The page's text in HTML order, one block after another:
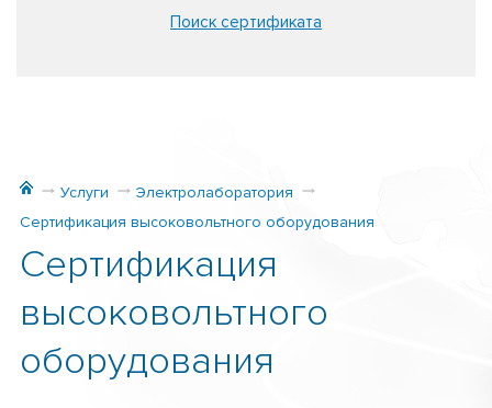
Поиск сертификата
Услуги
Электролаборатория
Сертификация высоковольтного оборудования
Сертификация
высоковольтного
оборудования